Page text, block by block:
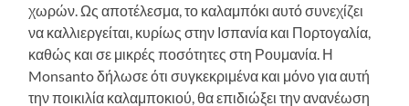
χωρών. Ως αποτέλεσμα, το καλαμπόκι αυτό συνεχίζει
να καλλιεργείται, κυρίως στην Ισπανία και Πορτογαλία,
καθώς και σε μικρές ποσότητες στη Ρουμανία. Η
Monsanto δήλωσε ότι συγκεκριμένα και μόνο για αυτή
την ποικιλία καλαμποκιού, θα επιδιώξει την ανανέωση